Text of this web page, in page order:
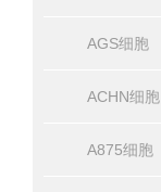
AGS细胞
ACHN细胞
A875细胞